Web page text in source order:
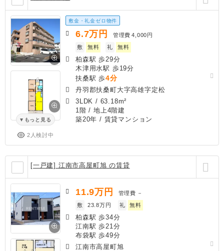
もっと見る
2人検討中
敷金・礼金ゼロ物件
6.7万円 管理費 4,000円
敷
無料 礼 無料
柏森駅 歩29分
木津用水駅 歩19分
扶桑駅 歩4分
丹羽郡扶桑町大字高雄字定松
3LDK / 63.18m²
1階 / 地上4階建
築20年 / 賃貸マンション
[一戸建] 江南市高屋町旭 の賃貸
11.9万円 管理費 －
敷
23.8万円 礼 無料
柏森駅 歩34分
江南駅 歩21分
布袋駅 歩49分
江南市高屋町旭